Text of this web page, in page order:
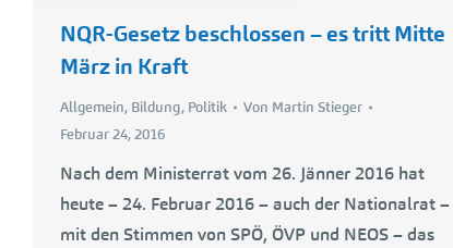
NQR-Gesetz beschlossen – es tritt Mitte
März in Kraft
Allgemein, Bildung, Politik Von Martin Stieger
Februar 24, 2016
Nach dem Ministerrat vom 26. Jänner 2016 hat
heute – 24. Februar 2016 – auch der Nationalrat –
mit den Stimmen von SPÖ, ÖVP und NEOS – das